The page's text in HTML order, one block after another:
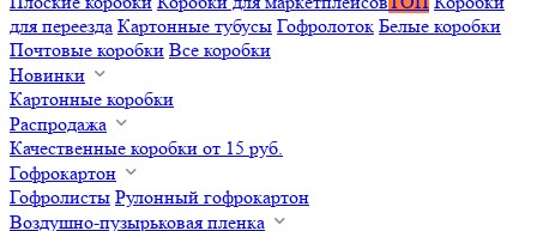
для переезда Картонные тубусы Гофролоток Белые коробки
Почтовые коробки Все коробки
Новинки
Картонные коробки
Распродажа
Качественные коробки от 15 руб.
Гофрокартон
Гофролисты Рулонный гофрокартон
Воздушно-пузырьковая пленка